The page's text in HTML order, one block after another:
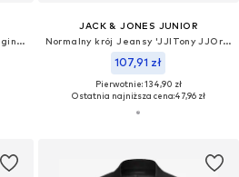
Lużny krój Jeansy 'JJITony JJOriginal'
JACK & JONES JUNIOR
Normalny krój Jeansy 'JJITony JJOriginal'
107,91 zł
Pierwotnie: 134,90 zł
Ostatnia najniższa cena:47,96 zł